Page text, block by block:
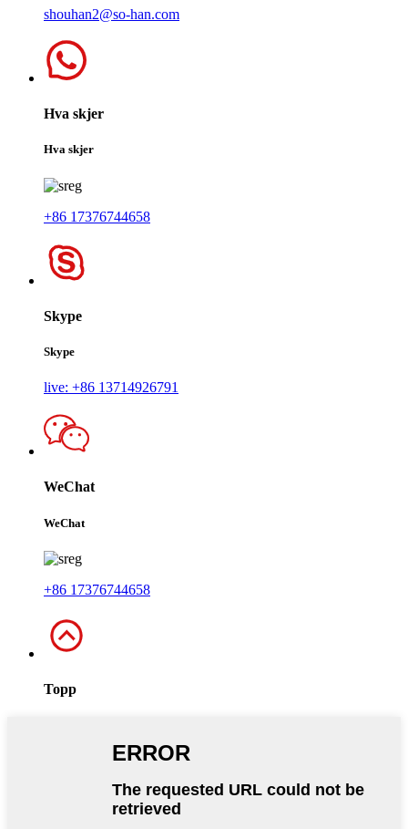
shouhan2@so-han.com
Hva skjer
Hva skjer
+86 17376744658
Skype
Skype
live: +86 13714926791
WeChat
WeChat
+86 17376744658
Topp